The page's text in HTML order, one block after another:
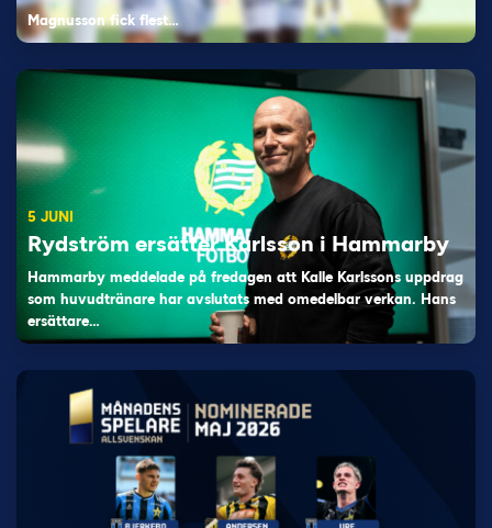
Magnusson fick flest…
5 JUNI
Rydström ersätter Karlsson i Hammarby
Hammarby meddelade på fredagen att Kalle Karlssons uppdrag
som huvudtränare har avslutats med omedelbar verkan. Hans
ersättare…